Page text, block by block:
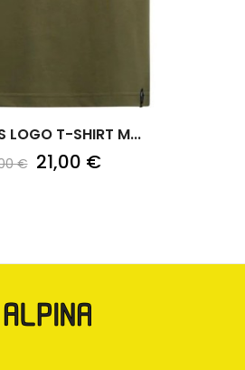
LOGO T-SHIRT M...
€ 21,00 €